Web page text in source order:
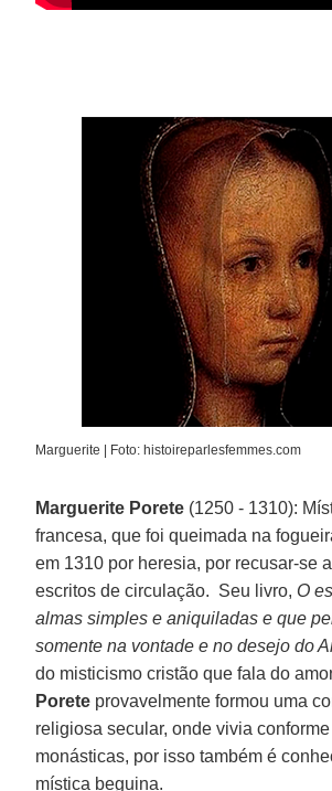
Marguerite | Foto: histoireparlesfemmes.com
Marguerite Porete (1250 - 1310):
francesa, que foi queimada na
em 1310 por heresia, por recusar-se
escritos de circulação. Seu livro, O
almas simples e aniquiladas e que
somente na vontade e no desejo do
do misticismo cristão que fala do
Porete provavelmente formou uma
religiosa secular, onde vivia
monásticas, por isso também é
mística beguina.